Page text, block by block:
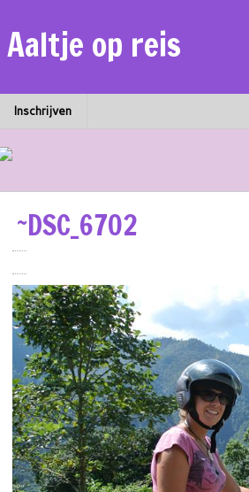
Aaltje op reis
Inschrijven
~DSC_6702